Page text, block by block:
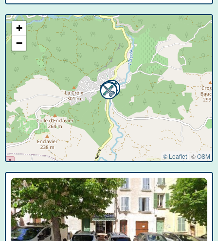
+
−
© Leaflet | ©OSM